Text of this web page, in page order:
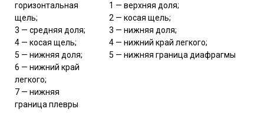
горизонтальная
щель;
3 — средняя доля;
4 — косая щель;
5 — нижняя доля;
6 — нижний край
легкого;
7 — нижняя
граница плевры
1 — верхняя доля;
2 — косая щель;
3 — нижняя доля;
4 — нижний край легкого;
5 — нижняя граница диафрагмы